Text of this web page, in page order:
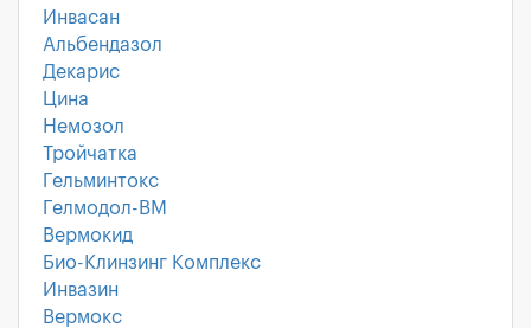
Инвасан
Альбендазол
Декарис
Цина
Немозол
Тройчатка
Гельминтокс
Гелмодол-ВМ
Вермокид
Био-Клинзинг Комплекс
Инвазин
Вермокс